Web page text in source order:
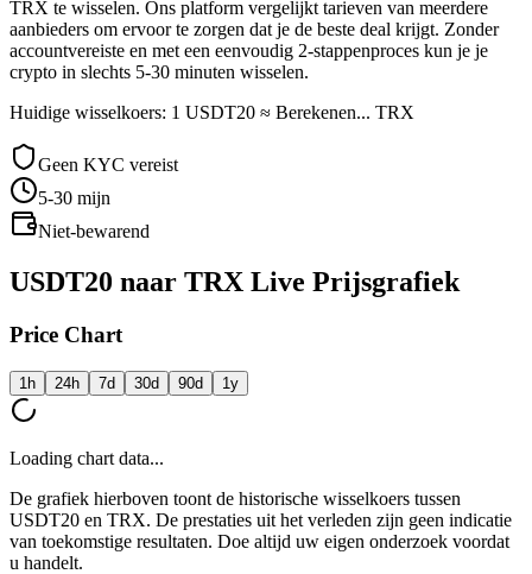
TRX te wisselen. Ons platform vergelijkt tarieven van meerdere
aanbieders om ervoor te zorgen dat je de beste deal krijgt. Zonder
accountvereiste en met een eenvoudig 2-stappenproces kun je je
crypto in slechts 5-30 minuten wisselen.
Huidige wisselkoers: 1 USDT20 ≈ Berekenen... TRX
Geen KYC vereist
5-30 mijn
Niet-bewarend
USDT20 naar TRX Live Prijsgrafiek
Price Chart
1h 24h 7d 30d 90d 1y
Loading chart data...
De grafiek hierboven toont de historische wisselkoers tussen
USDT20 en TRX. De prestaties uit het verleden zijn geen indicatie
van toekomstige resultaten. Doe altijd uw eigen onderzoek voordat
u handelt.